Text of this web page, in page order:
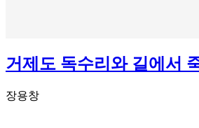
거제도 독수리와 길에서
장용창